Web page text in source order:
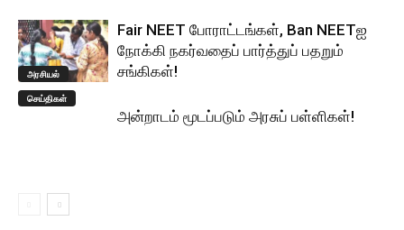
அரசியல்
Fair NEET போராட்டங்கள், Ban NEETஐ
நோக்கி நகர்வதைப் பார்த்துப் பதறும்
சங்கிகள்!
செய்திகள்
அன்றாடம் மூடப்படும் அரசுப் பள்ளிகள்!